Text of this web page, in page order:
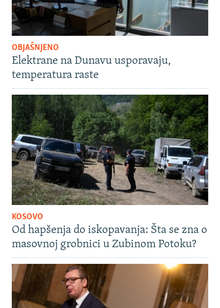
OBJAŠNJENO
Elektrane na Dunavu usporavaju,
temperatura raste
KOSOVO
Od hapšenja do iskopavanja: Šta se zna o
masovnoj grobnici u Zubinom Potoku?